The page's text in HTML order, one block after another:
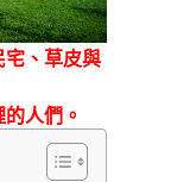
宅、草皮與
人們。